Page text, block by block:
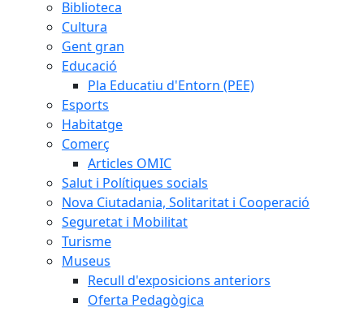
Biblioteca
Cultura
Gent gran
Educació
Pla Educatiu d'Entorn (PEE)
Esports
Habitatge
Comerç
Articles OMIC
Salut i Polítiques socials
Nova Ciutadania, Solitaritat i Cooperació
Seguretat i Mobilitat
Turisme
Museus
Recull d'exposicions anteriors
Oferta Pedagògica